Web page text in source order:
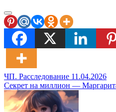
Навигация
по
записям
ЧП. Расследование 11.04.2026
Секрет на миллион —